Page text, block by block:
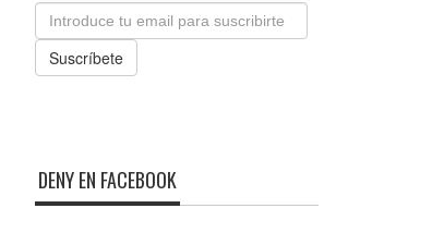
Email
Suscríbete
DENY EN FACEBOOK